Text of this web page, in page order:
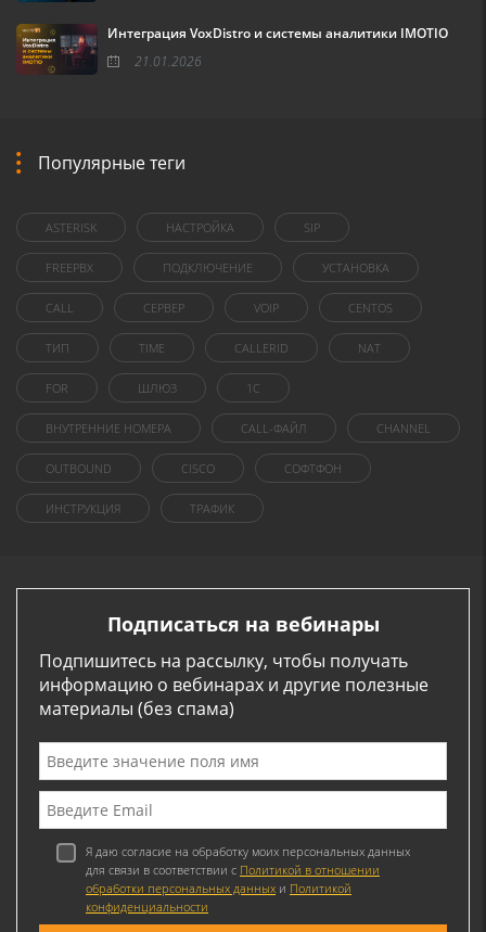
Интеграция VoxDistro и системы аналитики IMOTIO
21.01.2026
Популярные теги
ASTERISK НАСТРОЙКА SIP
FREEPBX ПОДКЛЮЧЕНИЕ УСТАНОВКА
CALL СЕРВЕР VOIP CENTOS
ТИП TIME CALLERID NAT
FOR ШЛЮЗ 1C
ВНУТРЕННИЕ НОМЕРА CALL-ФАЙЛ CHANNEL
OUTBOUND CISCO СОФТФОН
ИНСТРУКЦИЯ ТРАФИК
Подписаться на вебинары
Подпишитесь на рассылку, чтобы получать
информацию о вебинарах и другие полезные
материалы (без спама)
Я даю согласие на обработку моих персональных данных
для связи в соответствии с Политикой в отношении
обработки персональных данных и Политикой
конфиденциальности